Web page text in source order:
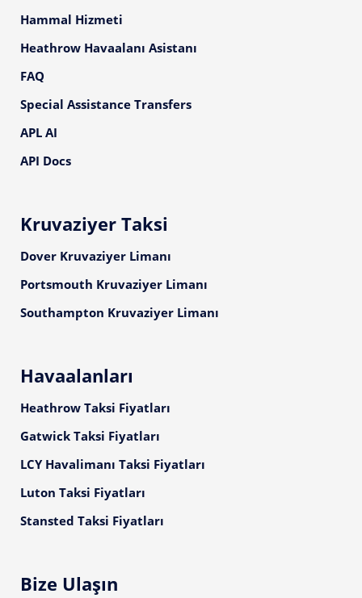
Hammal Hizmeti
Heathrow Havaalanı Asistanı
FAQ
Special Assistance Transfers
APL AI
API Docs
Kruvaziyer Taksi
Dover Kruvaziyer Limanı
Portsmouth Kruvaziyer Limanı
Southampton Kruvaziyer Limanı
Havaalanları
Heathrow Taksi Fiyatları
Gatwick Taksi Fiyatları
LCY Havalimanı Taksi Fiyatları
Luton Taksi Fiyatları
Stansted Taksi Fiyatları
Bize Ulaşın